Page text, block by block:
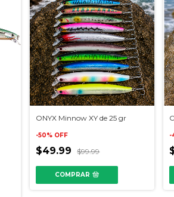
ONYX Minnow XY de 25 gr
-50% OFF
$49.99 $99.99
COMPRAR
-